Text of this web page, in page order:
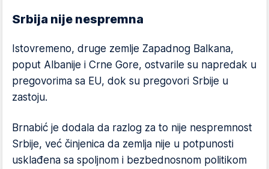
Srbija nije nespremna
Istovremeno, druge zemlje Zapadnog Balkana,
poput Albanije i Crne Gore, ostvarile su napredak u
pregovorima sa EU, dok su pregovori Srbije u
zastoju.
Brnabić je dodala da razlog za to nije nespremnost
Srbije, već činjenica da zemlja nije u potpunosti
usklađena sa spoljnom i bezbednosnom politikom